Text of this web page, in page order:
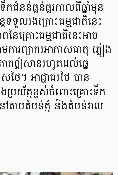
នន់ធ្ងន់ធ្ងរកាលពីឆ្នាំមុន
ទួលរងគ្រោះធម្មជាតិនេះ
គ្រោះធម្មជាតិនេះអាច
រព្យាករអាកាសធាតុ ភ្លៀង
ភាគឦសានរហូតដល់ឆ្នេ
ៃ។ អាជ្ញាធរថៃ បាន
ប្រយ័ត្នខ្ពស់ចំពោះគ្រោះទឹក
តាមតំបន់ភ្នំ និងតំបន់វាល